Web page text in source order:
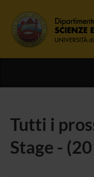
Tutti i
Stage -